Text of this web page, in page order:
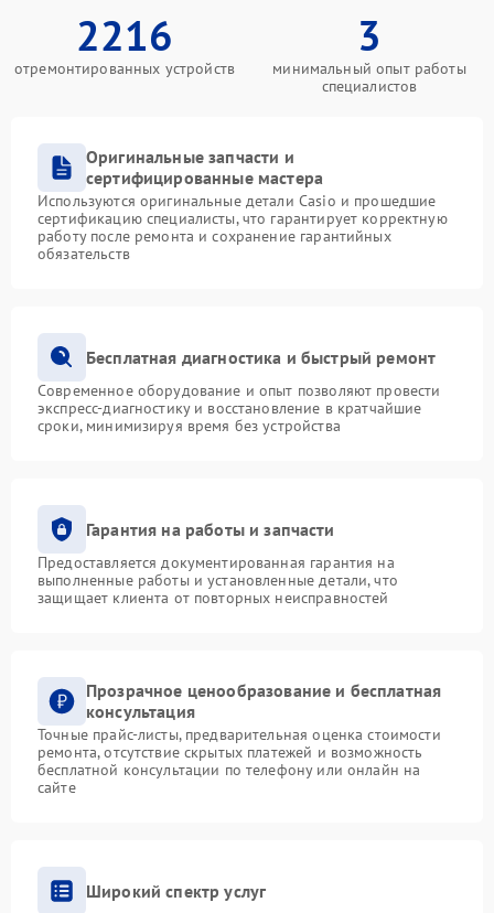
2216
отремонтированных устройств
3
минимальный опыт работы
специалистов
Оригинальные запчасти и
сертифицированные мастера
Используются оригинальные детали Casio и прошедшие
сертификацию специалисты, что гарантирует корректную
работу после ремонта и сохранение гарантийных
обязательств
Бесплатная диагностика и быстрый ремонт
Современное оборудование и опыт позволяют провести
экспресс-диагностику и восстановление в кратчайшие
сроки, минимизируя время без устройства
Гарантия на работы и запчасти
Предоставляется документированная гарантия на
выполненные работы и установленные детали, что
защищает клиента от повторных неисправностей
Прозрачное ценообразование и бесплатная
консультация
Точные прайс-листы, предварительная оценка стоимости
ремонта, отсутствие скрытых платежей и возможность
бесплатной консультации по телефону или онлайн на
сайте
Широкий спектр услуг